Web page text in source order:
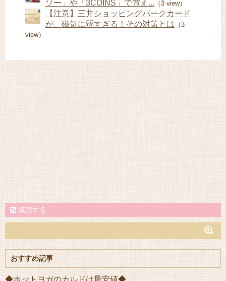
ソー」や「3COINS」で買え... （3 view）
【注意】三井ショッピングパークカード
が、磁気に弱すぎる！その対策とは （3
view）
購読する
おすすめ記事